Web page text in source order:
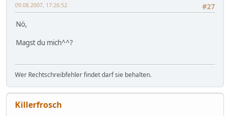
#27
09.08.2007, 17:26:52
Nö,
Magst du mich^^?
Wer Rechtschreibfehler findet darf sie behalten.
Killerfrosch